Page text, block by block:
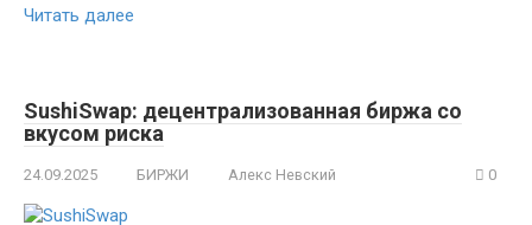
Читать далее
SushiSwap: децентрализованная биржа со
вкусом риска
24.09.2025 БИРЖИ Алекс Невский 0